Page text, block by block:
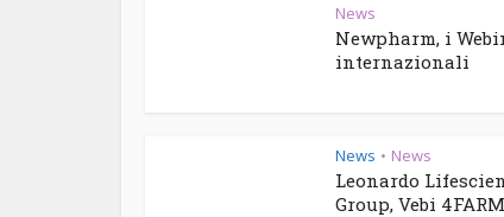
News
Newpharm, i
internazionali
News • News
Leonardo
Group, Vebi 4FARM